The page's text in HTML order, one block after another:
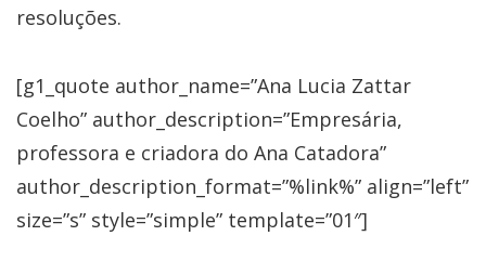
resoluções.
[g1_quote author_name=”Ana Lucia Zattar
Coelho” author_description=”Empresária,
professora e criadora do Ana Catadora”
author_description_format=”%link%” align=”left”
size=”s” style=”simple” template=”01″]